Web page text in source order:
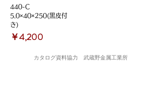
440-C
5.0×40×250(黒皮付
き)
価格
￥4,200
カタログ資料協力 武蔵野金属工業所